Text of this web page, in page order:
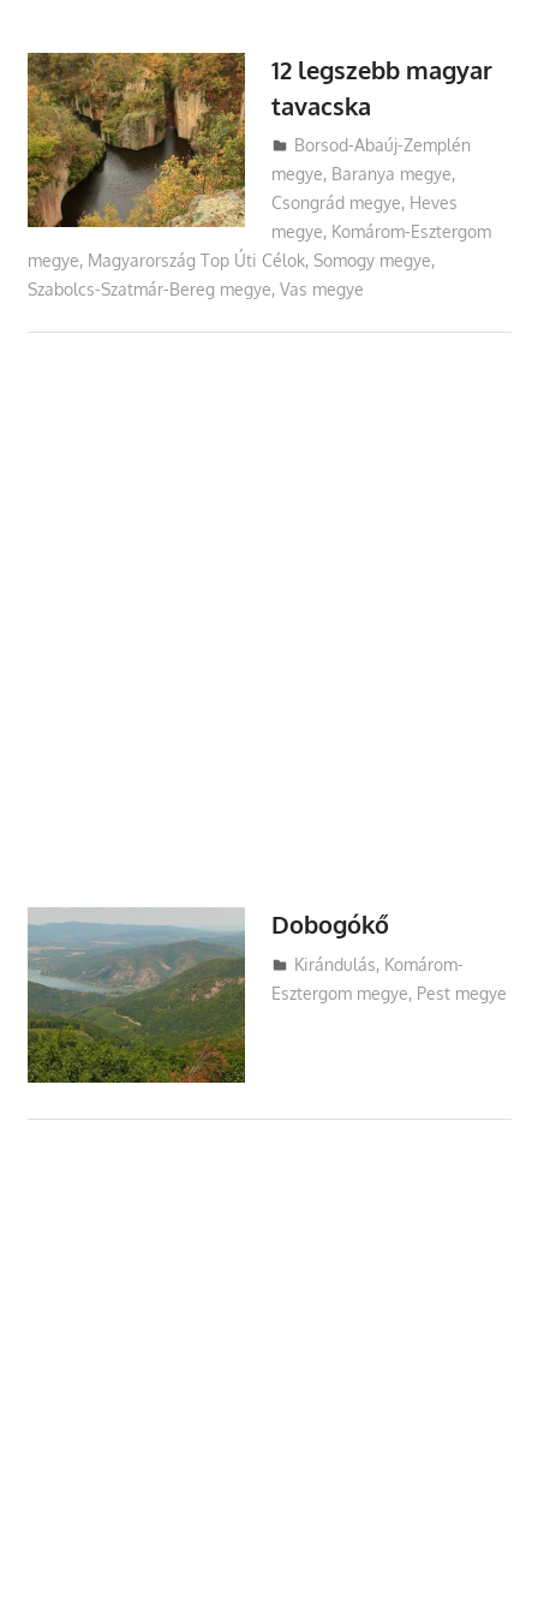
12 legszebb magyar
tavacska
Utazasok.org
Borsod-Abaúj-Zemplén
megye, Baranya megye,
Csongrád megye, Heves
megye, Komárom-Esztergom
megye, Magyarország Top Úti Célok, Somogy megye,
Szabolcs-Szatmár-Bereg megye, Vas megye
Dobogókő
Utazasok.org
Kirándulás, Komárom-
Esztergom megye, Pest megye